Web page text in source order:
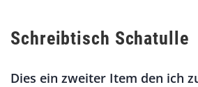
Schreibtisch Schatulle
Dies ein zweiter Item den ich